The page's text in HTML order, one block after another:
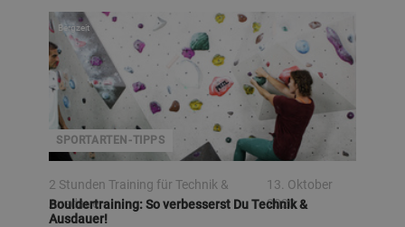
SPORTARTEN-TIPPS
Bergzeit
2 Stunden Training für Technik &
Ausdauer
13. Oktober
2020
Bouldertraining: So verbesserst Du Technik &
Ausdauer!